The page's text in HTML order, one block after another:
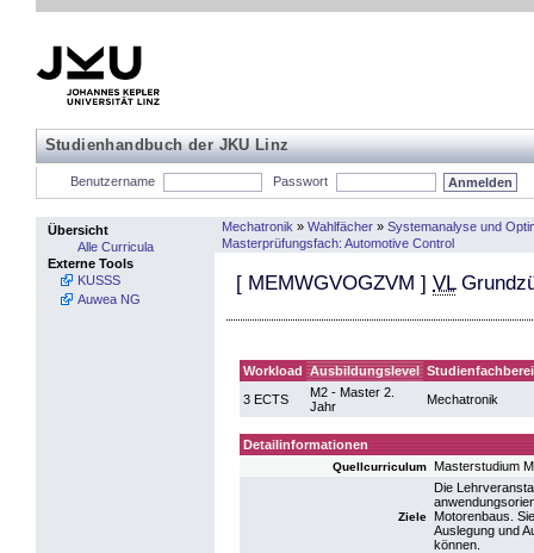
Studienhandbuch der JKU Linz
Benutzername Passwort
Übersicht
Alle Curricula
Externe Tools
KUSSS
Auwea NG
Mechatronik » Wahlfächer » Systemanalyse und
Masterprüfungsfach: Automotive Control
[ MEMWGVOGZVM ] VL
Workload Ausbildungslevel
3 ECTS
M2 - Master 2.
Jahr
Mechatronik
Detailinformationen
Quellcurriculum Masterstudium
Ziele
Die
Motorenbaus.
Auslegung und
können.